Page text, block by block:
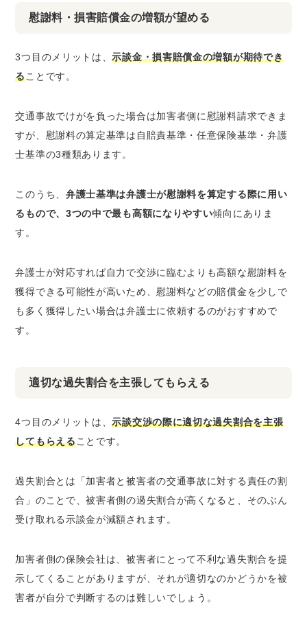
慰謝料・損害賠償金の増額が望める
3つ目のメリットは、示談金・損害賠償金の増額が期待でき
ることです。
交通事故でけがを負った場合は加害者側に慰謝料請求できま
すが、慰謝料の算定基準は自賠責基準・任意保険基準・弁護
士基準の3種類あります。
このうち、 弁護士基準は弁護士が慰謝料を算定する際に用い
るもので、3つの中で最も高額になりやすい傾向にありま
す。
弁護士が対応すれば自力で交渉に臨むよりも高額な慰謝料を
獲得できる可能性が高いため、慰謝料などの賠償金を少しで
も多く獲得したい場合は弁護士に依頼するのがおすすめで
す。
適切な過失割合を主張してもらえる
4つ目のメリットは、示談交渉の際に適切な過失割合を主張
してもらえることです。
過失割合とは「加害者と被害者の交通事故に対する責任の割
合」のことで、被害者側の過失割合が高くなると、そのぶん
受け取れる示談金が減額されます。
加害者側の保険会社は、被害者にとって不利な過失割合を提
示してくることがありますが、それが適切なのかどうかを被
害者が自分で判断するのは難しいでしょう。